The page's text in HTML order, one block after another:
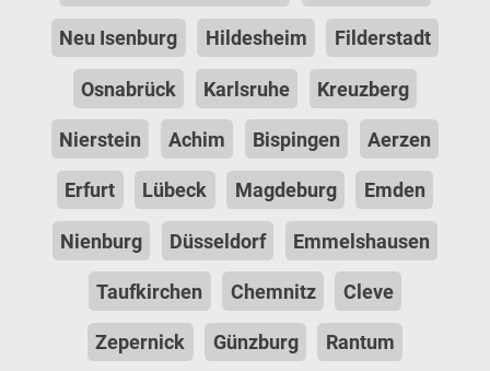
Neu Isenburg Hildesheim Filderstadt
Osnabrück Karlsruhe Kreuzberg
Nierstein Achim Bispingen Aerzen
Erfurt Lübeck Magdeburg Emden
Nienburg Düsseldorf Emmelshausen
Taufkirchen Chemnitz Cleve
Zepernick Günzburg Rantum